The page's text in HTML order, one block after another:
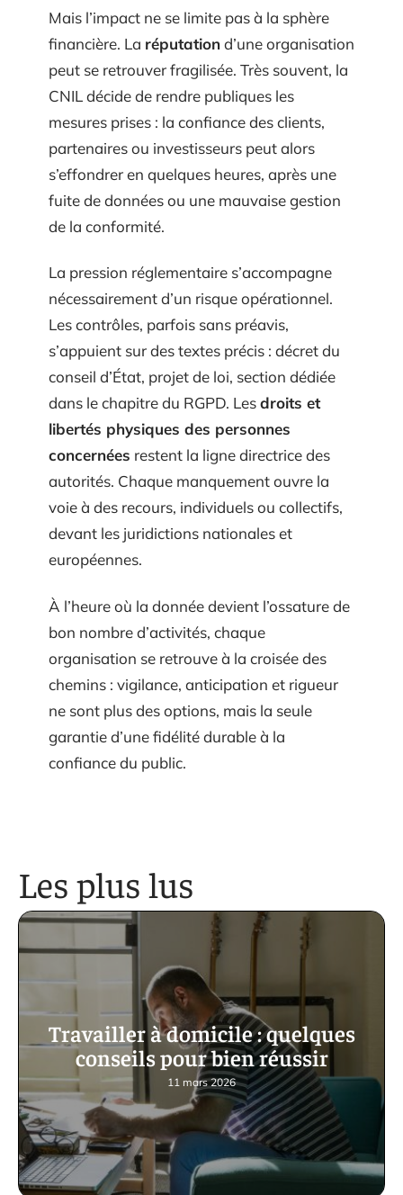
Mais l’impact ne se limite pas à la sphère
financière. La réputationd’une organisation
peut se retrouver fragilisée. Très souvent, la
CNIL décide de rendre publiques les
mesures prises : la confiance des clients,
partenaires ou investisseurs peut alors
s’effondrer en quelques heures, après une
fuite de données ou une mauvaise gestion
de la conformité.
La pression réglementaire s’accompagne
nécessairement d’un risque opérationnel.
Les contrôles, parfois sans préavis,
s’appuient sur des textes précis : décret du
conseil d’État, projet de loi, section dédiée
dans le chapitre du RGPD. Lesdroits et
libertés physiques des personnes
concernées restent la ligne directrice des
autorités. Chaque manquement ouvre la
voie à des recours, individuels ou collectifs,
devant les juridictions nationales et
européennes.
À l’heure où la donnée devient l’ossature de
bon nombre d’activités, chaque
organisation se retrouve à la croisée des
chemins : vigilance, anticipation et rigueur
ne sont plus des options, mais la seule
garantie d’une fidélité durable à la
confiance du public.
Les plus lus
Travailler à domicile : quelques
conseils pour bien réussir
11 mars 2026